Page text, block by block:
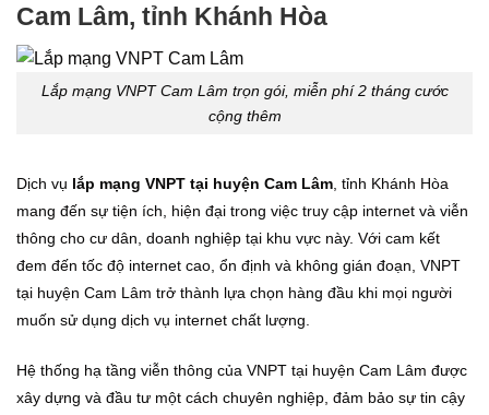
Cam Lâm, tỉnh Khánh Hòa
Lắp mạng VNPT Cam Lâm trọn gói, miễn phí 2 tháng cước
cộng thêm
Dịch vụ lắp mạng VNPT tại huyện Cam Lâm, tỉnh Khánh Hòa
mang đến sự tiện ích, hiện đại trong việc truy cập internet và viễn
thông cho cư dân, doanh nghiệp tại khu vực này. Với cam kết
đem đến tốc độ internet cao, ổn định và không gián đoạn, VNPT
tại huyện Cam Lâm trở thành lựa chọn hàng đầu khi mọi người
muốn sử dụng dịch vụ internet chất lượng.
Hệ thống hạ tầng viễn thông của VNPT tại huyện Cam Lâm được
xây dựng và đầu tư một cách chuyên nghiệp, đảm bảo sự tin cậy